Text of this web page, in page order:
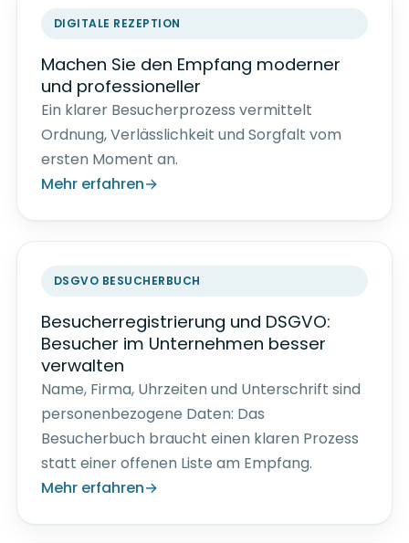
DIGITALE REZEPTION
Machen Sie den Empfang moderner
und professioneller
Ein klarer Besucherprozess vermittelt
Ordnung, Verlässlichkeit und Sorgfalt vom
ersten Moment an.
Mehr erfahren
DSGVO BESUCHERBUCH
Besucherregistrierung und DSGVO:
Besucher im Unternehmen besser
verwalten
Name, Firma, Uhrzeiten und Unterschrift sind
personenbezogene Daten: Das
Besucherbuch braucht einen klaren Prozess
statt einer offenen Liste am Empfang.
Mehr erfahren